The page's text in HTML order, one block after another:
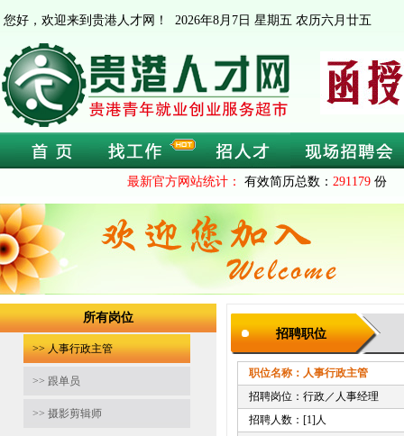
您好，欢迎来到贵港人才网！ 2026年8月7日 星期五 农历六月廿五
最新官方网站统计： 有效简历总数： 291179 份
所有岗位
>> 人事行政主管
>> 跟单员
>> 摄影剪辑师
招聘职位
职位名称：人事行政主管
招聘岗位：行政／人事经理
招聘人数：[1]人